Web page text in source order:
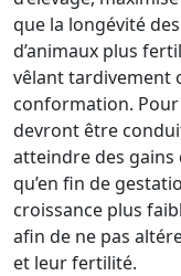
que la longévité
d’animaux plus
vêlant tardivement
conformation.
devront être
atteindre des gains
qu’en fin de
croissance plus
afin de ne pas
et leur fertilité.